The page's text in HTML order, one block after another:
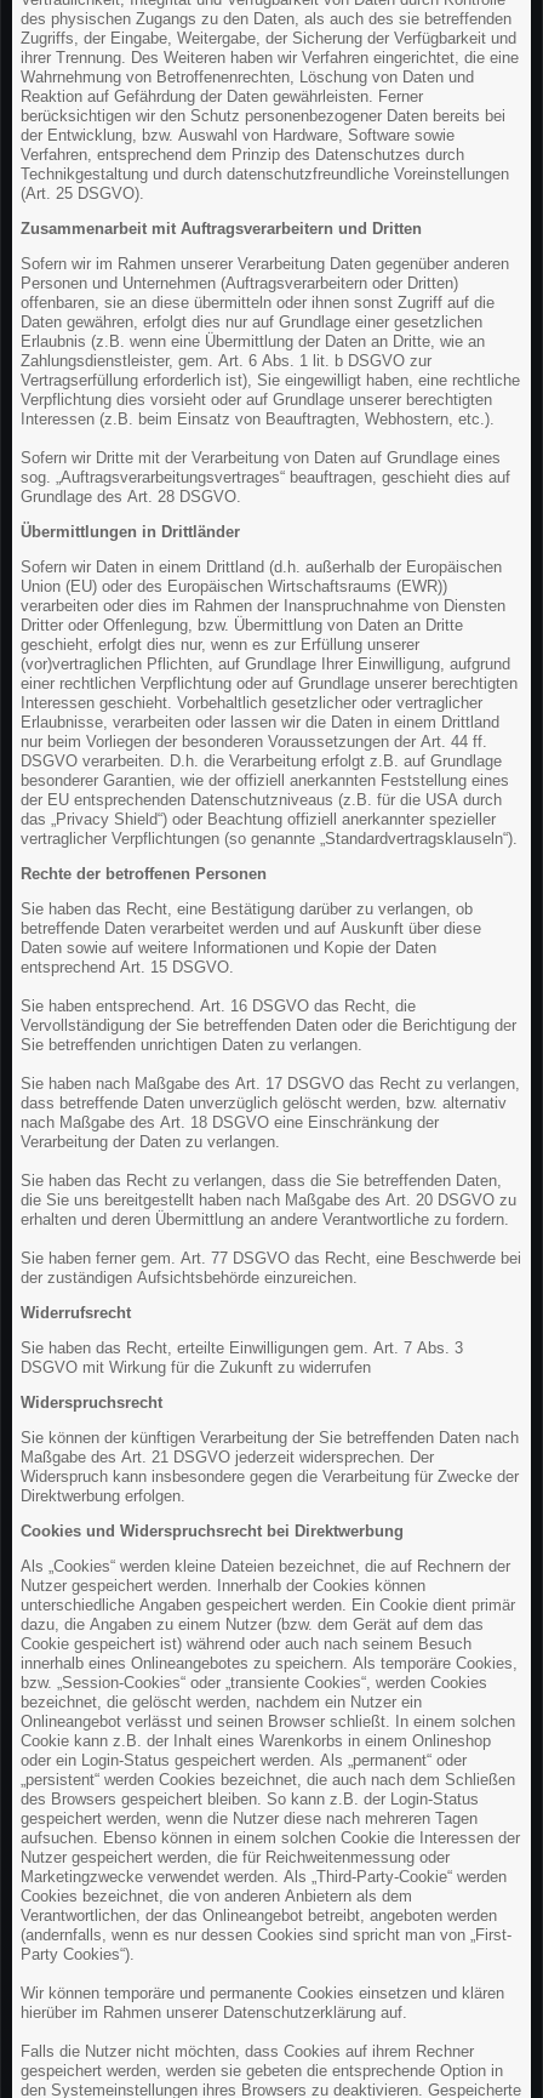
des physischen Zugangs zu den Daten, als auch des sie betreffenden
Zugriffs, der Eingabe, Weitergabe, der Sicherung der Verfügbarkeit und
ihrer Trennung. Des Weiteren haben wir Verfahren eingerichtet, die eine
Wahrnehmung von Betroffenenrechten, Löschung von Daten und
Reaktion auf Gefährdung der Daten gewährleisten. Ferner
berücksichtigen wir den Schutz personenbezogener Daten bereits bei
der Entwicklung, bzw. Auswahl von Hardware, Software sowie
Verfahren, entsprechend dem Prinzip des Datenschutzes durch
Technikgestaltung und durch datenschutzfreundliche Voreinstellungen
(Art. 25 DSGVO).
Zusammenarbeit mit Auftragsverarbeitern und Dritten
Sofern wir im Rahmen unserer Verarbeitung Daten gegenüber anderen
Personen und Unternehmen (Auftragsverarbeitern oder Dritten)
offenbaren, sie an diese übermitteln oder ihnen sonst Zugriff auf die
Daten gewähren, erfolgt dies nur auf Grundlage einer gesetzlichen
Erlaubnis (z.B. wenn eine Übermittlung der Daten an Dritte, wie an
Zahlungsdienstleister, gem. Art. 6 Abs. 1 lit. b DSGVO zur
Vertragserfüllung erforderlich ist), Sie eingewilligt haben, eine rechtliche
Verpflichtung dies vorsieht oder auf Grundlage unserer berechtigten
Interessen (z.B. beim Einsatz von Beauftragten, Webhostern, etc.).
Sofern wir Dritte mit der Verarbeitung von Daten auf Grundlage eines
sog. „Auftragsverarbeitungsvertrages“ beauftragen, geschieht dies auf
Grundlage des Art. 28 DSGVO.
Übermittlungen in Drittländer
Sofern wir Daten in einem Drittland (d.h. außerhalb der Europäischen
Union (EU) oder des Europäischen Wirtschaftsraums (EWR))
verarbeiten oder dies im Rahmen der Inanspruchnahme von Diensten
Dritter oder Offenlegung, bzw. Übermittlung von Daten an Dritte
geschieht, erfolgt dies nur, wenn es zur Erfüllung unserer
(vor)vertraglichen Pflichten, auf Grundlage Ihrer Einwilligung, aufgrund
einer rechtlichen Verpflichtung oder auf Grundlage unserer berechtigten
Interessen geschieht. Vorbehaltlich gesetzlicher oder vertraglicher
Erlaubnisse, verarbeiten oder lassen wir die Daten in einem Drittland
nur beim Vorliegen der besonderen Voraussetzungen der Art. 44 ff.
DSGVO verarbeiten. D.h. die Verarbeitung erfolgt z.B. auf Grundlage
besonderer Garantien, wie der offiziell anerkannten Feststellung eines
der EU entsprechenden Datenschutzniveaus (z.B. für die USA durch
das „Privacy Shield“) oder Beachtung offiziell anerkannter spezieller
vertraglicher Verpflichtungen (so genannte „Standardvertragsklauseln“).
Rechte der betroffenen Personen
Sie haben das Recht, eine Bestätigung darüber zu verlangen, ob
betreffende Daten verarbeitet werden und auf Auskunft über diese
Daten sowie auf weitere Informationen und Kopie der Daten
entsprechend Art. 15 DSGVO.
Sie haben entsprechend. Art. 16 DSGVO das Recht, die
Vervollständigung der Sie betreffenden Daten oder die Berichtigung der
Sie betreffenden unrichtigen Daten zu verlangen.
Sie haben nach Maßgabe des Art. 17 DSGVO das Recht zu verlangen,
dass betreffende Daten unverzüglich gelöscht werden, bzw. alternativ
nach Maßgabe des Art. 18 DSGVO eine Einschränkung der
Verarbeitung der Daten zu verlangen.
Sie haben das Recht zu verlangen, dass die Sie betreffenden Daten,
die Sie uns bereitgestellt haben nach Maßgabe des Art. 20 DSGVO zu
erhalten und deren Übermittlung an andere Verantwortliche zu fordern.
Sie haben ferner gem. Art. 77 DSGVO das Recht, eine Beschwerde bei
der zuständigen Aufsichtsbehörde einzureichen.
Widerrufsrecht
Sie haben das Recht, erteilte Einwilligungen gem. Art. 7 Abs. 3
DSGVO mit Wirkung für die Zukunft zu widerrufen
Widerspruchsrecht
Sie können der künftigen Verarbeitung der Sie betreffenden Daten nach
Maßgabe des Art. 21 DSGVO jederzeit widersprechen. Der
Widerspruch kann insbesondere gegen die Verarbeitung für Zwecke der
Direktwerbung erfolgen.
Cookies und Widerspruchsrecht bei Direktwerbung
Als „Cookies“ werden kleine Dateien bezeichnet, die auf Rechnern der
Nutzer gespeichert werden. Innerhalb der Cookies können
unterschiedliche Angaben gespeichert werden. Ein Cookie dient primär
dazu, die Angaben zu einem Nutzer (bzw. dem Gerät auf dem das
Cookie gespeichert ist) während oder auch nach seinem Besuch
innerhalb eines Onlineangebotes zu speichern. Als temporäre Cookies,
bzw. „Session-Cookies“ oder „transiente Cookies“, werden Cookies
bezeichnet, die gelöscht werden, nachdem ein Nutzer ein
Onlineangebot verlässt und seinen Browser schließt. In einem solchen
Cookie kann z.B. der Inhalt eines Warenkorbs in einem Onlineshop
oder ein Login-Status gespeichert werden. Als „permanent“ oder
„persistent“ werden Cookies bezeichnet, die auch nach dem Schließen
des Browsers gespeichert bleiben. So kann z.B. der Login-Status
gespeichert werden, wenn die Nutzer diese nach mehreren Tagen
aufsuchen. Ebenso können in einem solchen Cookie die Interessen der
Nutzer gespeichert werden, die für Reichweitenmessung oder
Marketingzwecke verwendet werden. Als „Third-Party-Cookie“ werden
Cookies bezeichnet, die von anderen Anbietern als dem
Verantwortlichen, der das Onlineangebot betreibt, angeboten werden
(andernfalls, wenn es nur dessen Cookies sind spricht man von „First-
Party Cookies“).
Wir können temporäre und permanente Cookies einsetzen und klären
hierüber im Rahmen unserer Datenschutzerklärung auf.
Falls die Nutzer nicht möchten, dass Cookies auf ihrem Rechner
gespeichert werden, werden sie gebeten die entsprechende Option in
den Systemeinstellungen ihres Browsers zu deaktivieren. Gespeicherte